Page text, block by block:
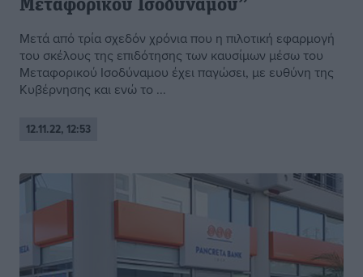
Μεταφορικού Ισοδύναμου”
Μετά από τρία σχεδόν χρόνια που η πιλοτική εφαρμογή
του σκέλους της επιδότησης των καυσίμων μέσω του
Μεταφορικού Ισοδύναμου έχει παγώσει, με ευθύνη της
Κυβέρνησης και ενώ το ...
12.11.22, 12:53